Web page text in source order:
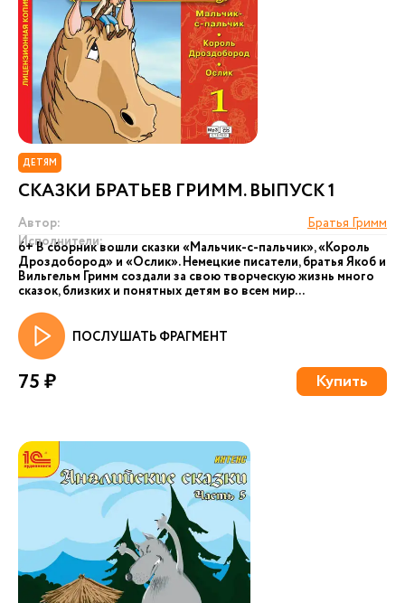
ДЕТЯМ
СКАЗКИ БРАТЬЕВ ГРИММ. ВЫПУСК 1
Автор:
Братья Гримм
Исполнители:
6+ В сборник вошли сказки «Мальчик-с-пальчик», «Король
Дроздобород» и «Ослик». Немецкие писатели, братья Якоб и
Вильгельм Гримм создали за свою творческую жизнь много
сказок, близких и понятных детям во всем мир...
ПОСЛУШАТЬ ФРАГМЕНТ
75 ₽ Купить